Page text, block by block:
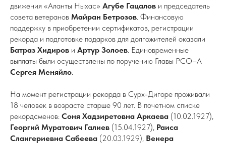
движения «Аланты Ныхас» Агубе Гацалов и председатель
совета ветеранов Майран Бетрозов. Финансовую
поддержку в приобретении сертификатов, регистрации
рекорда и подготовке подарков для долгожителей оказали
Батраз Хидиров и Артур Золоев. Единовременные
выплаты были осуществлены по поручению Главы РСО–А
Сергея Меняйло.
На момент регистрации рекорда в Сурх-Дигоре проживали
18 человек в возрасте старше 90 лет. В почетном списке
рекордсменов: Соня Хадзиретовна Аркаева (10.02.1927),
Георгий Муратович Галиев (15.04.1927), Раиса
Слангериевна Сабеева (20.03.1929), Венера